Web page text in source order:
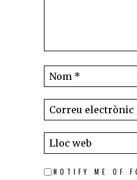
NOTIFY ME OF